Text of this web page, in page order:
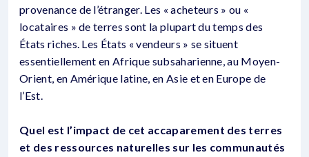
provenance de l’étranger. Les « acheteurs » ou «
locataires » de terres sont la plupart du temps des
États riches. Les États « vendeurs » se situent
essentiellement en Afrique subsaharienne, au Moyen-
Orient, en Amérique latine, en Asie et en Europe de
l’Est.
Quel est l’impact de cet accaparement des terres
et des ressources naturelles sur les communautés